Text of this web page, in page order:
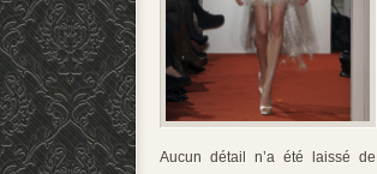
Aucun détail n’a été laissé de